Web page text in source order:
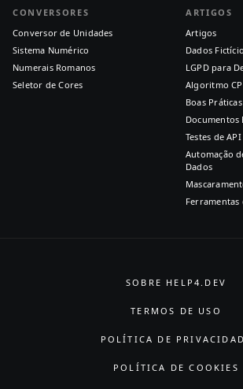
CONVERSORES
Conversor de Unidades
Sistema Numérico
Numerais Romanos
Seletor de Cores
ARTIGOS
Artigos
Dados
LGPD para
Algoritmo
Boas
Documentos
Testes de
Automação
Dados
Ferramentas
SOBRE HELP4.DEV
TERMOS DE USO
POLÍTICA DE
POLÍTICA DE COOKIES